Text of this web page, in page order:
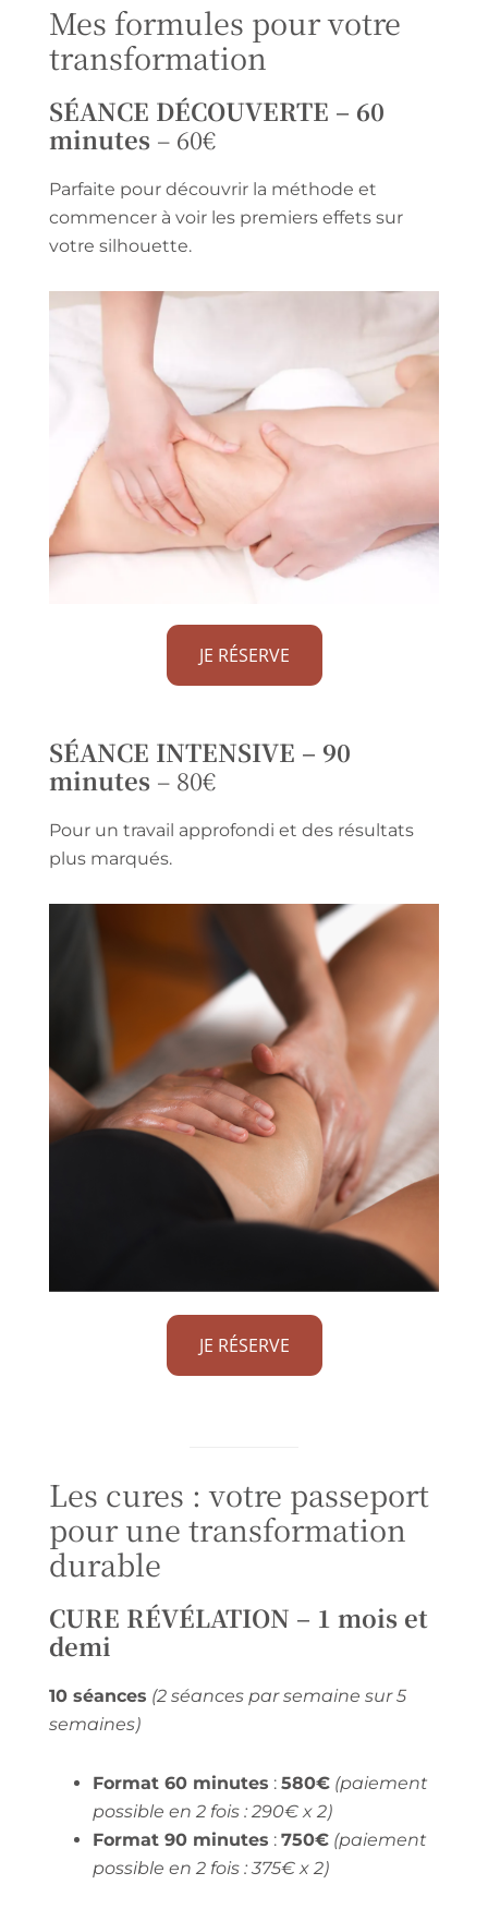
Mes formules pour votre
transformation
SÉANCE DÉCOUVERTE – 60
minutes – 60€
Parfaite pour découvrir la méthode et
commencer à voir les premiers effets sur
votre silhouette.
JE RÉSERVE
SÉANCE INTENSIVE – 90
minutes – 80€
Pour un travail approfondi et des résultats
plus marqués.
JE RÉSERVE
Les cures : votre passeport
pour une transformation
durable
CURE RÉVÉLATION – 1 mois et
demi
10 séances (2 séances par semaine sur 5
semaines)
Format 60 minutes : 580€ (paiement
possible en 2 fois : 290€ x 2)
Format 90 minutes : 750€ (paiement
possible en 2 fois : 375€ x 2)